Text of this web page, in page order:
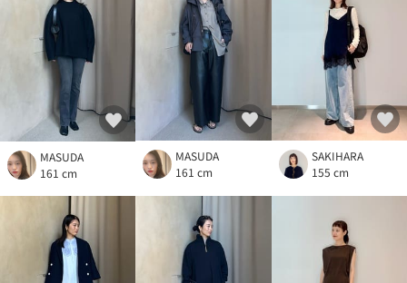
MASUDA
161 cm
MASUDA
161 cm
SAKIHARA
155 cm